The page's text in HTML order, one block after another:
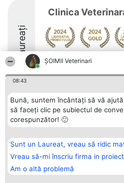
ȘOIMII Veterinari
08:43
Bună, suntem încântați să vă
să faceți clic pe subiectul de
corespunzător! 🙂
Sunt un Laureat, vreau să ridic
Vreau să-mi înscriu firma in
Am o altă problemă
Laureați
Clinica
Organizator Ranking
BRIGHT SOLUTIONS BR SRL
Sc. A Et. 4 Ap. 13 Cod 061952
București
CUI 36737675
tel: +40 770 990 492
Laureaților
Reguli
Politica de